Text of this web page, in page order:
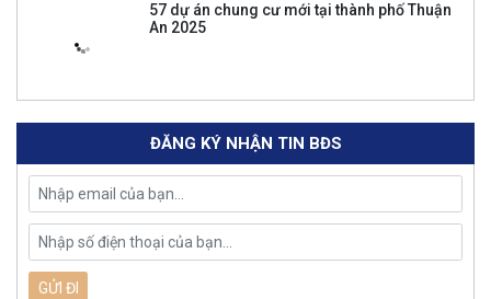
57 dự án chung cư mới tại thành phố Thuận
An 2025
ĐĂNG KÝ NHẬN TIN BĐS